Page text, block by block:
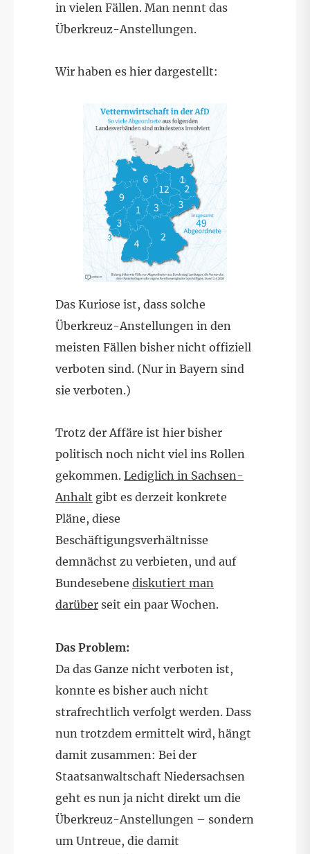
in vielen Fällen. Man nennt das
Überkreuz-Anstellungen.
Wir haben es hier dargestellt:
Das Kuriose ist, dass solche
Überkreuz-Anstellungen in den
meisten Fällen bisher nicht offiziell
verboten sind. (Nur in Bayern sind
sie verboten.)
Trotz der Affäre ist hier bisher
politisch noch nicht viel ins Rollen
gekommen. Lediglich in Sachsen-
Anhalt gibt es derzeit konkrete
Pläne, diese
Beschäftigungsverhältnisse
demnächst zu verbieten, und auf
Bundesebene diskutiert man
darüber seit ein paar Wochen.
Das Problem:
Da das Ganze nicht verboten ist,
konnte es bisher auch nicht
strafrechtlich verfolgt werden. Dass
nun trotzdem ermittelt wird, hängt
damit zusammen: Bei der
Staatsanwaltschaft Niedersachsen
geht es nun ja nicht direkt um die
Überkreuz-Anstellungen – sondern
um Untreue, die damit